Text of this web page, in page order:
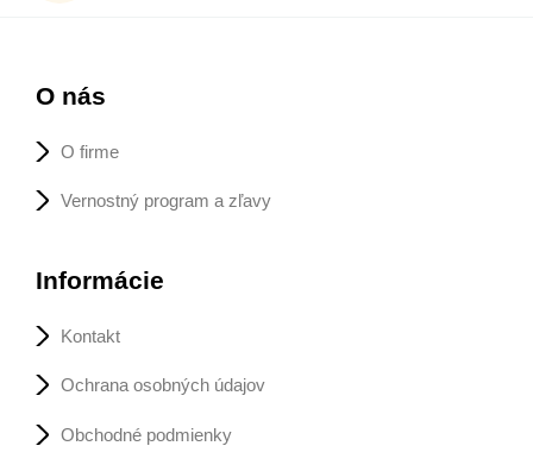
O nás
O firme
Vernostný program a zľavy
Informácie
Kontakt
Ochrana osobných údajov
Obchodné podmienky